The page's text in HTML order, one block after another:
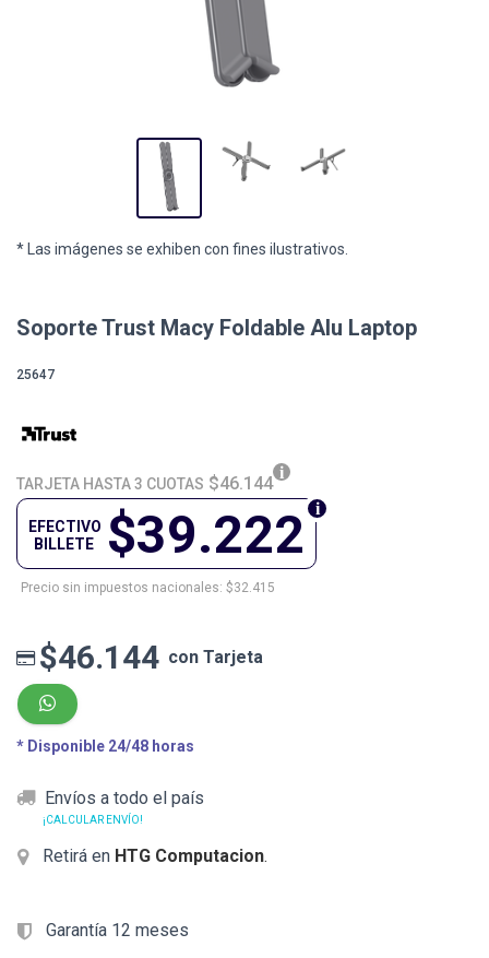
* Las imágenes se exhiben con fines ilustrativos.
Soporte Trust Macy Foldable Alu Laptop
25647
TARJETA HASTA 3 CUOTAS $46.144
$39.222
EFECTIVO
BILLETE
Precio sin impuestos nacionales: $32.415
$46.144 con Tarjeta
* Disponible 24/48 horas
Envíos a todo el país
¡CALCULAR ENVÍO!
Retirá en HTG Computacion.
Garantía 12 meses